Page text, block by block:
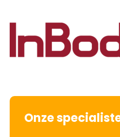
Onze